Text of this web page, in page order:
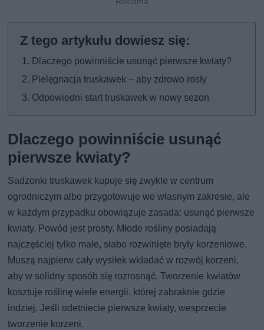
Dlaczego powinniście usunąć pierwsze kwiaty?
Pielęgnacja truskawek – aby zdrowo rosły
Odpowiedni start truskawek w nowy sezon
Dlaczego powinniście usunąć
pierwsze kwiaty?
Sadzonki truskawek kupuje się zwykle w centrum
ogrodniczym albo przygotowuje we własnym zakresie, ale
w każdym przypadku obowiązuje zasada: usunąć pierwsze
kwiaty. Powód jest prosty. Młode rośliny posiadają
najczęściej tylko małe, słabo rozwinięte bryły korzeniowe.
Muszą najpierw cały wysiłek wkładać w rozwój korzeni,
aby w solidny sposób się rozrosnąć. Tworzenie kwiatów
kosztuje roślinę wiele energii, której zabraknie gdzie
indziej. Jeśli odetniecie pierwsze kwiaty, wesprzecie
tworzenie korzeni.